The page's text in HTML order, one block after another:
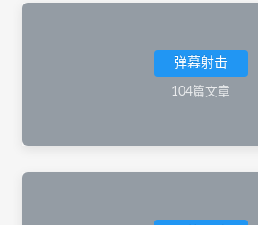
弹幕射击
104篇文章